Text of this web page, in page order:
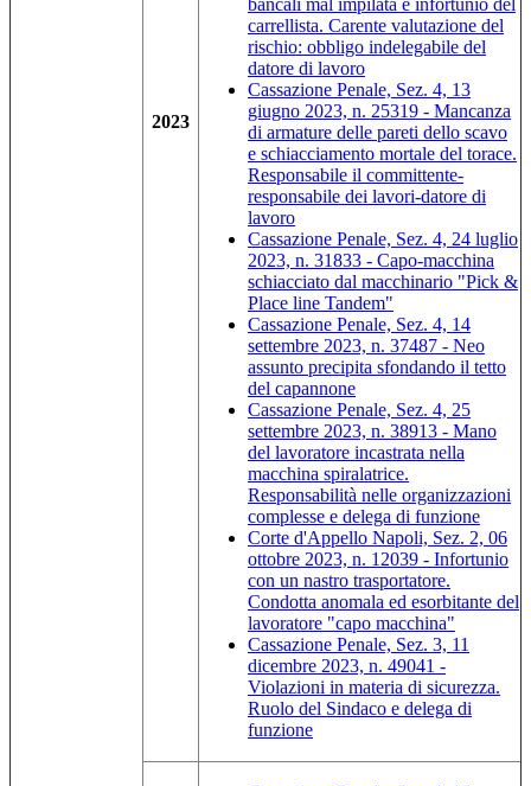
2023
carrellista. Carente valutazione del
rischio: obbligo indelegabile del
datore di lavoro
Cassazione Penale, Sez. 4, 13
giugno 2023, n. 25319 - Mancanza
di armature delle pareti dello scavo
e schiacciamento mortale del torace.
Responsabile il committente-
responsabile dei lavori-datore di
lavoro
Cassazione Penale, Sez. 4, 24 luglio
2023, n. 31833 - Capo-macchina
schiacciato dal macchinario "Pick &
Place line Tandem"
Cassazione Penale, Sez. 4, 14
settembre 2023, n. 37487 - Neo
assunto precipita sfondando il tetto
del capannone
Cassazione Penale, Sez. 4, 25
settembre 2023, n. 38913 - Mano
del lavoratore incastrata nella
macchina spiralatrice.
Responsabilità nelle organizzazioni
complesse e delega di funzione
Corte d'Appello Napoli, Sez. 2, 06
ottobre 2023, n. 12039 - Infortunio
con un nastro trasportatore.
Condotta anomala ed esorbitante del
lavoratore "capo macchina"
Cassazione Penale, Sez. 3, 11
dicembre 2023, n. 49041 -
Violazioni in materia di sicurezza.
Ruolo del Sindaco e delega di
funzione